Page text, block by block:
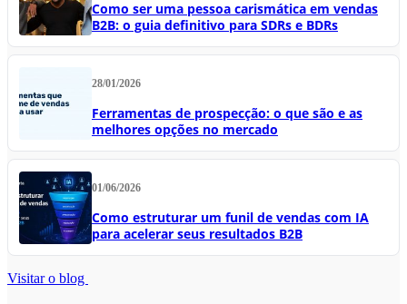
Como ser uma pessoa carismática em vendas
B2B: o guia definitivo para SDRs e BDRs
28/01/2026
Ferramentas de prospecção: o que são e as
melhores opções no mercado
01/06/2026
Como estruturar um funil de vendas com IA
para acelerar seus resultados B2B
Visitar o blog